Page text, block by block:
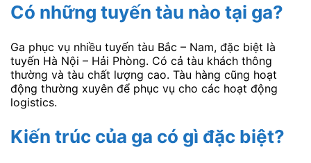
Có những tuyến tàu nào tại ga?
Ga phục vụ nhiều tuyến tàu Bắc – Nam, đặc biệt là
tuyến Hà Nội – Hải Phòng. Có cả tàu khách thông
thường và tàu chất lượng cao. Tàu hàng cũng hoạt
động thường xuyên để phục vụ cho các hoạt động
logistics.
Kiến trúc của ga có gì đặc biệt?